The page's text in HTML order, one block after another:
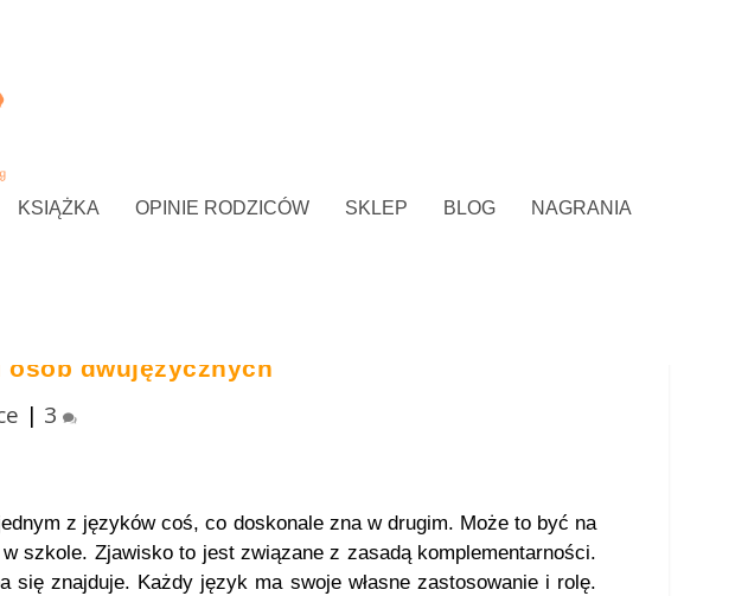
KSIĄŻKA OPINIE RODZICÓW SKLEP BLOG NAGRANIA
osób dwujęzycznych
| 3
z języków coś, co doskonale zna w drugim. Może to być na
szkole. Zjawisko to jest związane z zasadą komplementarności.
znajduje. Każdy język ma swoje własne zastosowanie i rolę.